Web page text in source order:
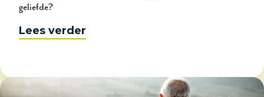
geliefde?
Lees verder